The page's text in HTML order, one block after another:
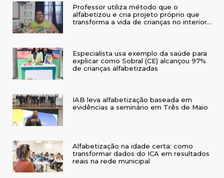
alfabetizou e cria projeto próprio que
transforma a vida de crianças no interior
do RS
explicar como Sobral (CE) alcançou 97%
de crianças alfabetizadas
evidências a seminário em Três de Maio
transformar dados do ICA em resultados
reais na rede municipal